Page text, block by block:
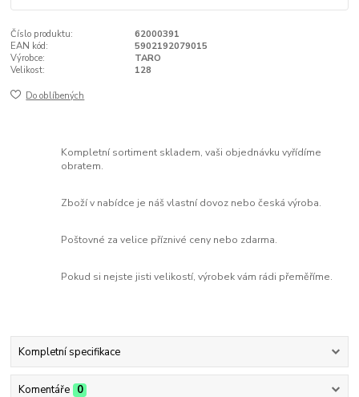
Číslo produktu:
62000391
EAN kód:
5902192079015
Výrobce:
TARO
Velikost:
128
Do oblíbených
Kompletní sortiment skladem, vaši objednávku vyřídíme
obratem.
Zboží v nabídce je náš vlastní dovoz nebo česká výroba.
Poštovné za velice příznivé ceny nebo zdarma.
Pokud si nejste jisti velikostí, výrobek vám rádi přeměříme.
Kompletní specifikace
Komentáře 0